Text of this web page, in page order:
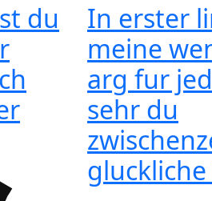
du
In erster
meine
arg fur
sehr du